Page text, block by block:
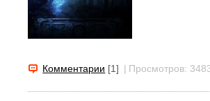
Комментарии [1] | Просмотров: